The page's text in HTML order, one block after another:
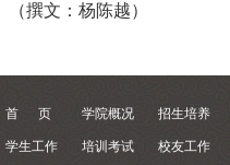
（撰文：杨陈越）
首 页 学院概况 招生培养
学生工作 培训考试 校友工作